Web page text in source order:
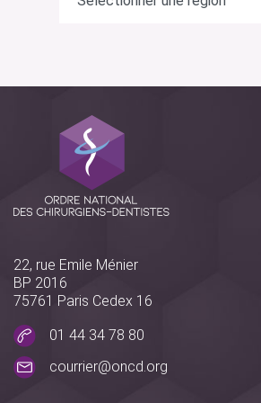
22, rue Emile Ménier
BP 2016
75761 Paris Cedex 16
01 44 34 78 80
courrier@oncd.org